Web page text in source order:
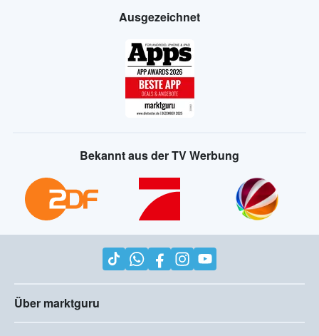
Ausgezeichnet
Bekannt aus der TV Werbung
Über marktguru